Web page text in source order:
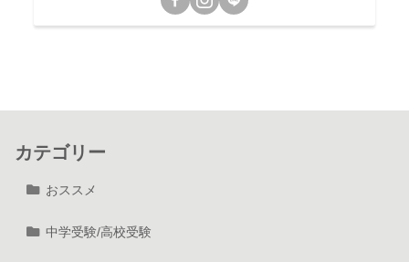
カテゴリー
おススメ
中学受験/高校受験